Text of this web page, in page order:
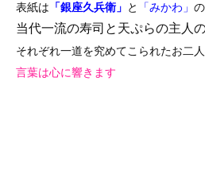
表紙は 「銀座久兵衛」 と 「みかわ」 の
当代一流の寿司と天ぷらの主人
それぞれ一道を究めてこられたお二
言葉は心に響きます